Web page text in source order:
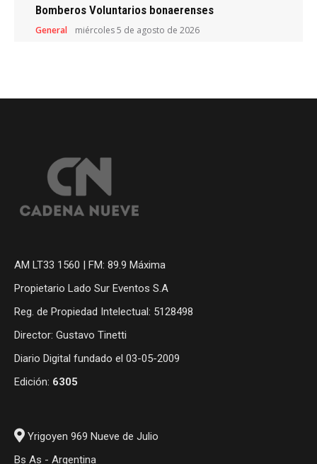
Bomberos Voluntarios bonaerenses
General miércoles 5 de agosto de 2026
AM LT33 1560 | FM: 89.9 Máxima
Propietario Lado Sur Eventos S.A
Reg. de Propiedad Intelectual: 5128498
Director: Gustavo Tinetti
Diario Digital fundado el 03-05-2009
Edición: 6305
Yrigoyen 969 Nueve de Julio
Bs As - Argentina